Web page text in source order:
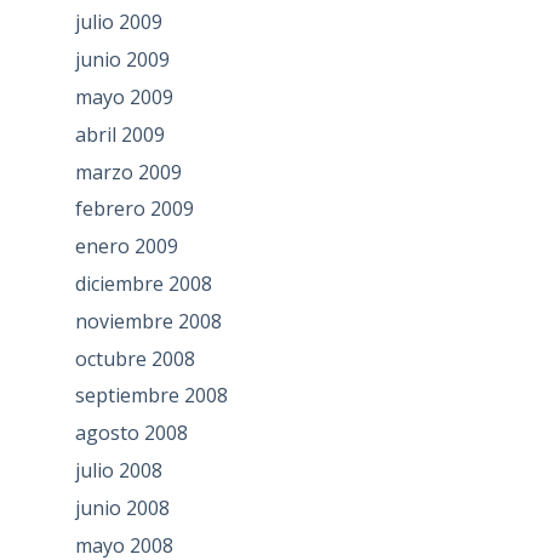
julio 2009
junio 2009
mayo 2009
abril 2009
marzo 2009
febrero 2009
enero 2009
diciembre 2008
noviembre 2008
octubre 2008
septiembre 2008
agosto 2008
julio 2008
junio 2008
mayo 2008